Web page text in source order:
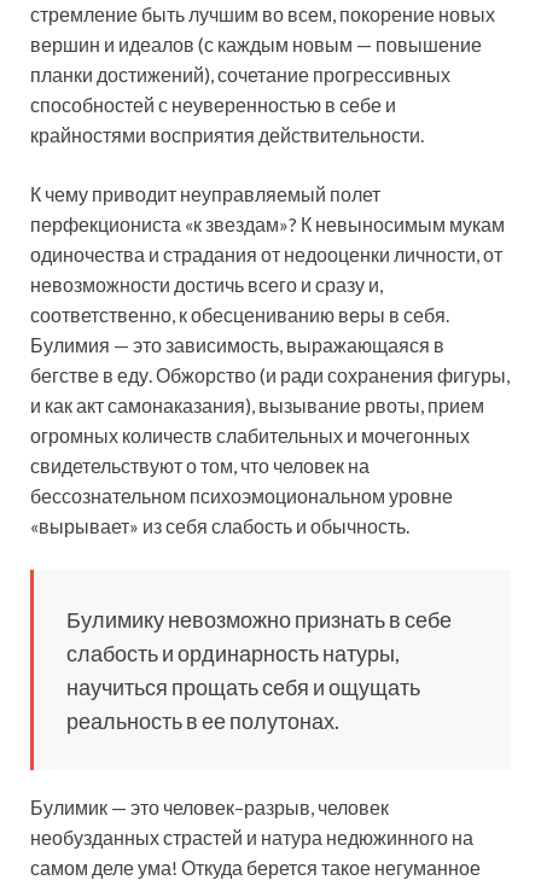
стремление быть лучшим во всем, покорение новых
вершин и идеалов (с каждым новым — повышение
планки достижений), сочетание прогрессивных
способностей с неуверенностью в себе и
крайностями восприятия действительности.
К чему приводит неуправляемый полет
перфекциониста «к звездам»? К невыносимым мукам
одиночества и страдания от недооценки личности, от
невозможности достичь всего и сразу и,
соответственно, к обесцениванию веры в себя.
Булимия — это зависимость, выражающаяся в
бегстве в еду. Обжорство (и ради сохранения фигуры,
и как акт самонаказания), вызывание рвоты, прием
огромных количеств слабительных и мочегонных
свидетельствуют о том, что человек на
бессознательном психоэмоциональном уровне
«вырывает» из себя слабость и обычность.
Булимику невозможно признать в себе
слабость и ординарность натуры,
научиться прощать себя и ощущать
реальность в ее полутонах.
Булимик — это человек–разрыв, человек
необузданных страстей и натура недюжинного на
самом деле ума! Откуда берется такое негуманное